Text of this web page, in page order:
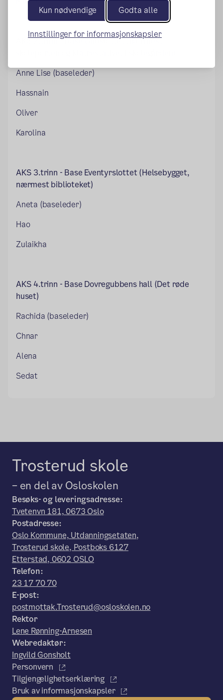
Kun nødvendige Godta alle
Innstillinger for informasjonskapsler
AKS 2.trinn - BaseGullslottet (nærmest
Anne Lise (baseleder)
Hassnain
Oliver
Karolina
AKS 3.trinn - Base Eventyrslottet(Helsebygget,
nærmest biblioteket)
Aneta (baseleder)
Hao
Zulaikha
AKS 4.trinn - Base Dovregubbens hall (Det røde
huset)
Rachida (baseleder)
Chnar
Alena
Sedat
Trosterud skole
– en del av Osloskolen
Besøks- og leveringsadresse:
Tvetenvn 181, 0673 Oslo
Postadresse:
Oslo Kommune, Utdanningsetaten,
Trosterud skole, Postboks 6127
Etterstad, 0602 OSLO
Telefon:
23 17 70 70
E-post:
postmottak.Trosterud@osloskolen.no
Rektor
Lene Rønning-Arnesen
Webredaktør:
Ingvild Gonsholt
Personvern
Tilgjengelighetserklæring
Bruk av informasjonskapsler